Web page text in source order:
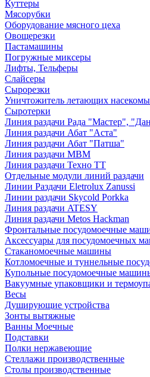
Куттеры
Мясорубки
Оборудование мясного цеха
Овощерезки
Пастамашины
Погружные миксеры
Лифты, Тельферы
Слайсеры
Сырорезки
Уничтожитель летающих
Сыротерки
Линия раздачи Рада "Мастер",
Линия раздачи Абат "Аста"
Линия раздачи Абат "Патша"
Линия раздачи МВМ
Линия раздачи Техно ТТ
Отдельные модули линий раздачи
Линии Раздачи Eletrolux Zanussi
Линии раздачи Skycold Porkka
Линия раздачи ATESY
Линия раздачи Metos Hackman
Фронтальные посудомоечные
Аксессуары для посудомоечных
Стаканомоечные машины
Котломоечные и туннельные
Купольные посудомоечные
Вакуумные упаковщики и
Весы
Душирующие устройства
Зонты вытяжные
Ванны Моечные
Подставки
Полки нержавеющие
Стеллажи производственные
Столы производственные